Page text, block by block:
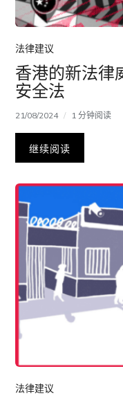
法律建议
香港的新法律
安全法
21/08/2024 1 分钟阅读
继续阅读
法律建议